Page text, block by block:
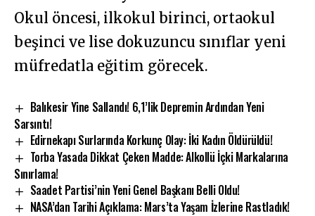
Okul öncesi, ilkokul birinci, ortaokul
beşinci ve lise dokuzuncu sınıflar yeni
müfredatla eğitim görecek.
Balıkesir Yine Sallandı! 6,1’lik Depremin Ardından Yeni
Sarsıntı!
Edirnekapı Surlarında Korkunç Olay: İki Kadın Öldürüldü!
Torba Yasada Dikkat Çeken Madde: Alkollü İçki Markalarına
Sınırlama!
Saadet Partisi’nin Yeni Genel Başkanı Belli Oldu!
NASA’dan Tarihi Açıklama: Mars’ta Yaşam İzlerine Rastladık!